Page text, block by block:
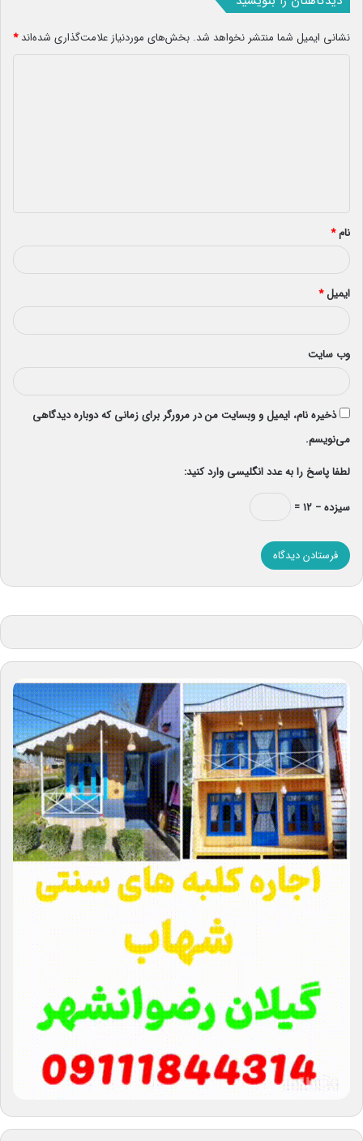
نشانی ایمیل شما منتشر نخواهد شد. بخش‌های موردنیاز علامت‌گذاری شده‌اند*
*
نام*
ایمیل*
وب‌ سایت
ذخیره نام، ایمیل و وبسایت من در مرورگر برای زمانی که دوباره دیدگاهی
می‌نویسم.
لطفا پاسخ را به عدد انگلیسی وارد کنید:
سیزده − ۱۲ =